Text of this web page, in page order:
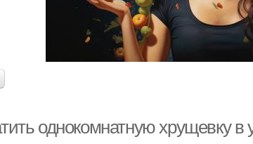
однокомнатную хрущевку в